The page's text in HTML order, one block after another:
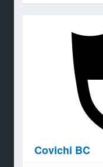
Covichi BC